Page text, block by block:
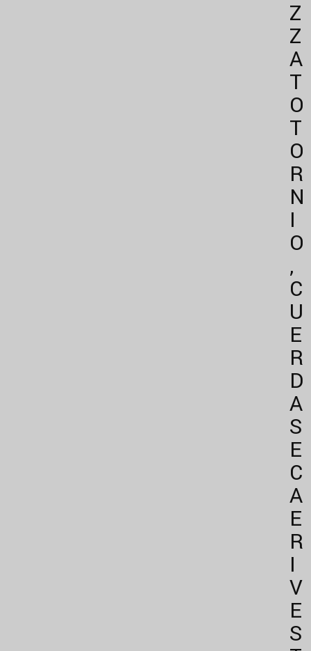
Z
Z
A
T
O
T
O
R
N
I
O
,
C
U
E
R
D
A
S
E
C
A
E
R
I
V
E
S